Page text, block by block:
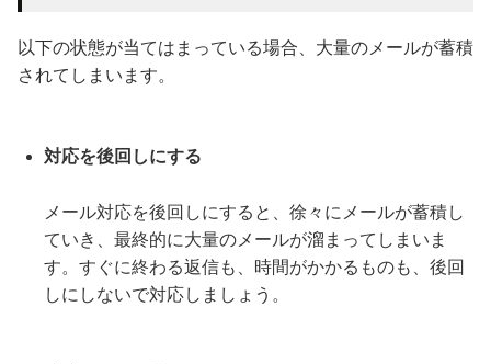
以下の状態が当てはまっている場合、大量のメールが蓄積
されてしまいます。
対応を後回しにする
メール対応を後回しにすると、徐々にメールが蓄積し
ていき、最終的に大量のメールが溜まってしまいま
す。すぐに終わる返信も、時間がかかるものも、後回
しにしないで対応しましょう。